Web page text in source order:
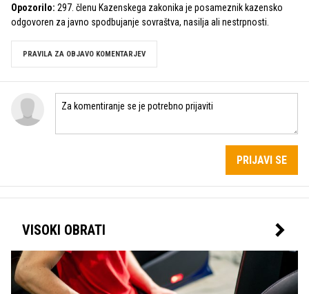
Opozorilo: 297. členu Kazenskega zakonika je posameznik kazensko
odgovoren za javno spodbujanje sovraštva, nasilja ali nestrpnosti.
PRAVILA ZA OBJAVO KOMENTARJEV
PRIJAVI SE
VISOKI OBRATI